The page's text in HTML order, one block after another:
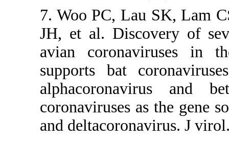
7. Woo PC,
JH, et al.
avian
supports
coronaviruses
and